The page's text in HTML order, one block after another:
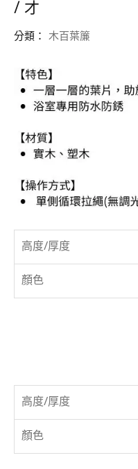
/ 才
分類： 木百葉簾
高度/厚度
顏色
高度/厚度
顏色